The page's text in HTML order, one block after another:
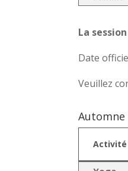
La
Date
Veuillez
Automne
Activité